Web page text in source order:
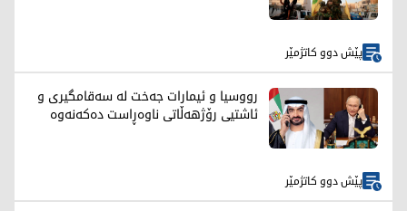
پێش دوو کاتژمێر
رووسیا و ئیمارات جەخت لە سەقامگیری و
ئاشتیی رۆژهەڵاتی ناوەڕاست دەکەنەوە
پێش دوو کاتژمێر